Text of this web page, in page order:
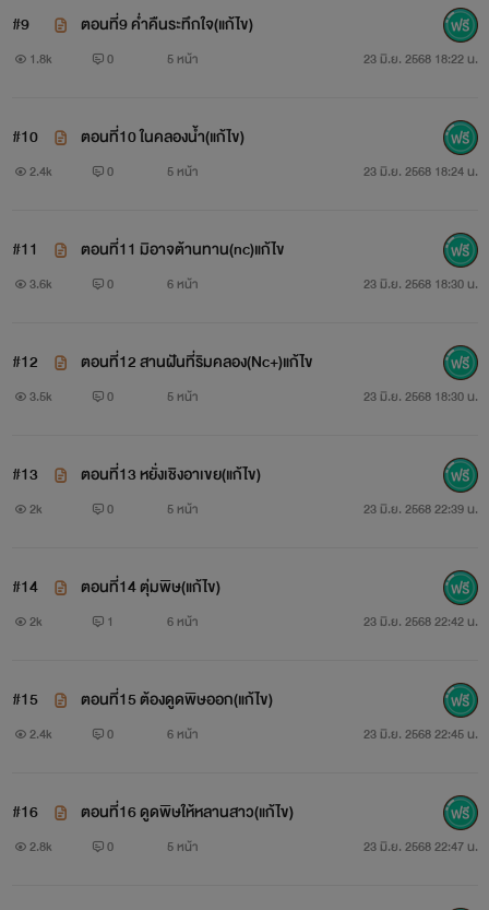
#9 ตอนที่9 ค่ำคืนระทึกใจ(แก้ไข)
1.8k 0 5 หน้า 23 มิ.ย. 2568 18:22 น.
#10 ตอนที่10 ในคลองน้ำ(แก้ไข)
2.4k 0 5 หน้า 23 มิ.ย. 2568 18:24 น.
#11 ตอนที่11 มิอาจต้านทาน(nc)แก้ไข
3.6k 0 6 หน้า 23 มิ.ย. 2568 18:30 น.
#12 ตอนที่12 สานฝันที่ริมคลอง(Nc+)แก้ไข
3.5k 0 5 หน้า 23 มิ.ย. 2568 18:30 น.
#13 ตอนที่13 หยั่งเชิงอาเขย(แก้ไข)
2k 0 5 หน้า 23 มิ.ย. 2568 22:39 น.
#14 ตอนที่14 ตุ่มพิษ(แก้ไข)
2k 1 6 หน้า 23 มิ.ย. 2568 22:42 น.
#15 ตอนที่15 ต้องดูดพิษออก(แก้ไข)
2.4k 0 6 หน้า 23 มิ.ย. 2568 22:45 น.
#16 ตอนที่16 ดูดพิษให้หลานสาว(แก้ไข)
2.8k 0 5 หน้า 23 มิ.ย. 2568 22:47 น.